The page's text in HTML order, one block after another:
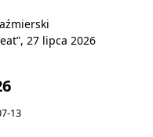
27 lipca 2026
13